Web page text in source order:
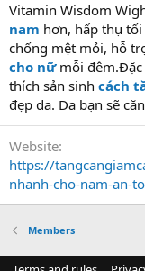
Vitamin Wisdom
nam hơn, hấp thụ
chống mệt mỏi, hỗ
cho nữ mỗi
thích sản sinh cách
đẹp da. Da bạn sẽ
Website
https://
nhanh-cho-nam-an-
Members